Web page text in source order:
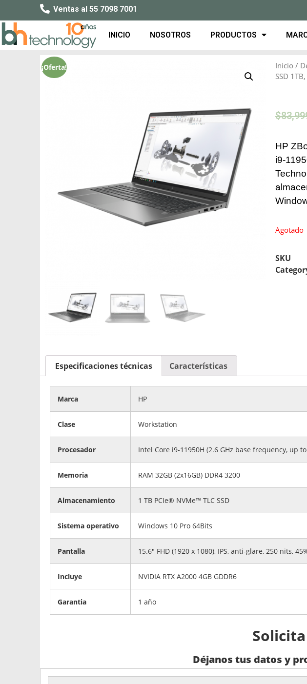
Ventas al 55 7098 7001
INICIO NOSOTROS PRODUCTOS
¡Oferta! Inicio /
SSD
$
HP
i9-
Agotado
SKU
Especificaciones técnicas Características
Marca HP
Clase Workstation
Procesador Intel Core i9-11950H (2.6 GHz base frequency, up
Memoria RAM 32GB (2x16GB) DDR4 3200
Almacenamiento 1 TB PCIe® NVMe™ TLC SSD
Sistema operativo Windows 10 Pro 64Bits
Pantalla 15.6" FHD (1920 x 1080), IPS, anti-glare, 250 nits,
Incluye NVIDIA RTX A2000 4GB GDDR6
Garantia 1 año
Déjanos tus datos y